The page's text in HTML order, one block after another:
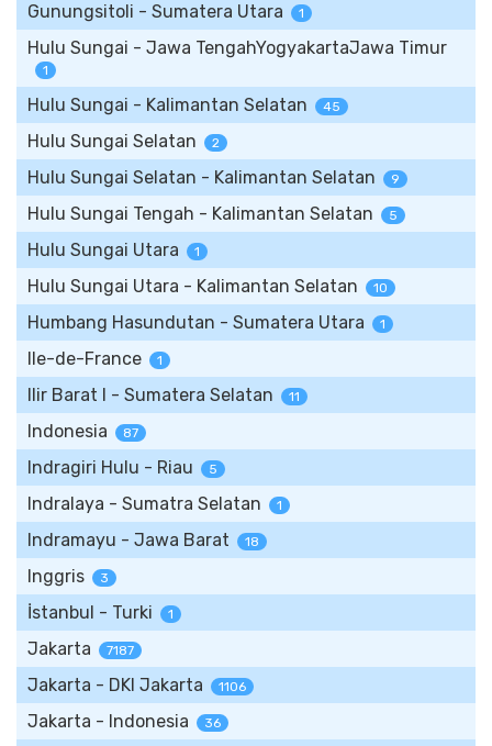
Gunungsitoli - Sumatera Utara 1
Hulu Sungai - Jawa TengahYogyakartaJawa Timur
1
Hulu Sungai - Kalimantan Selatan 45
Hulu Sungai Selatan 2
Hulu Sungai Selatan - Kalimantan Selatan 9
Hulu Sungai Tengah - Kalimantan Selatan 5
Hulu Sungai Utara 1
Hulu Sungai Utara - Kalimantan Selatan 10
Humbang Hasundutan - Sumatera Utara 1
Ile-de-France 1
Ilir Barat I - Sumatera Selatan 11
Indonesia 87
Indragiri Hulu - Riau 5
Indralaya - Sumatra Selatan 1
Indramayu - Jawa Barat 18
Inggris 3
İstanbul - Turki 1
Jakarta 7187
Jakarta - DKI Jakarta 1106
Jakarta - Indonesia 36